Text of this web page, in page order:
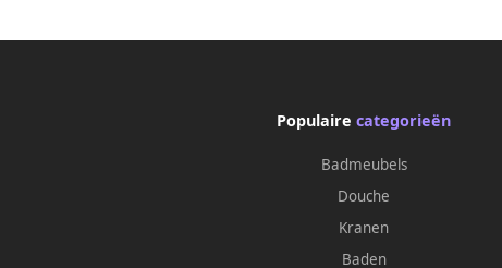
Populaire categorieën
Badmeubels
Douche
Kranen
Baden